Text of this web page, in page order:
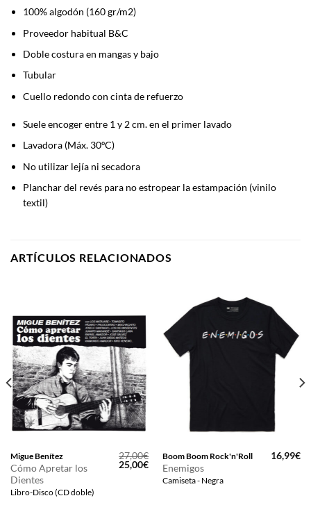
100% algodón (160 gr/m2)
Proveedor habitual B&C
Doble costura en mangas y bajo
Tubular
Cuello redondo con cinta de refuerzo
Suele encoger entre 1 y 2 cm. en el primer lavado
Lavadora (Máx. 30ºC)
No utilizar lejía ni secadora
Planchar del revés para no estropear la estampación (vinilo
textil)
ARTÍCULOS RELACIONADOS
Migue Benítez
Cómo Apretar los
Dientes
Libro-Disco (CD doble)
27,00€
El
precio
25,00€El
precio
actual
Boom Boom Rock'n'Roll
Enemigos
Camiseta - Negra
16,99€